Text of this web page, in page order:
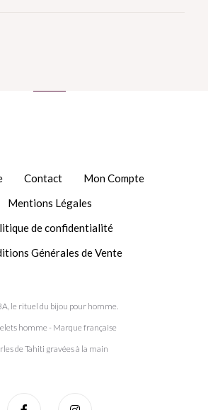
Contact
Mon Compte
Mentions Légales
de confidentialité
Générales de Vente
le rituel du bijou pour homme.
homme - Marque française
de Tahiti gravées à la main